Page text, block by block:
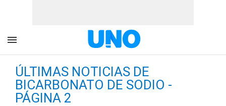
ÚLTIMAS NOTICIAS DE
BICARBONATO DE SODIO -
PÁGINA 2